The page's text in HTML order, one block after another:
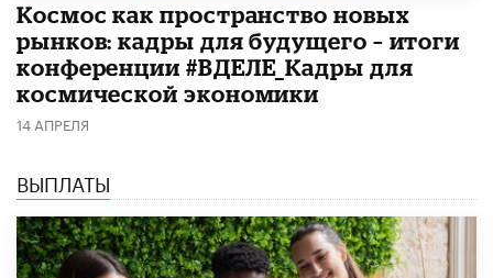
Космос как пространство новых
рынков: кадры для будущего – итоги
конференции #ВДЕЛЕ_Кадры для
космической экономики
14 АПРЕЛЯ
ВЫПЛАТЫ